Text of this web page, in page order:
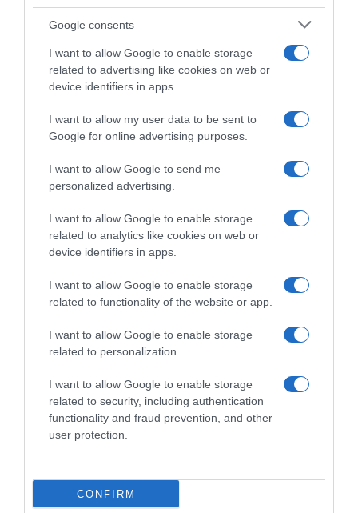
Google consents
I want to allow Google to enable storage
related to advertising like cookies on web or
device identifiers in apps.
I want to allow my user data to be sent to
Google for online advertising purposes.
I want to allow Google to send me
personalized advertising.
I want to allow Google to enable storage
related to analytics like cookies on web or
device identifiers in apps.
I want to allow Google to enable storage
related to functionality of the website or app.
I want to allow Google to enable storage
related to personalization.
I want to allow Google to enable storage
related to security, including authentication
functionality and fraud prevention, and other
user protection.
CONFIRM
CHI SIAMO
Dalla tv, alla brace. RicetteInTv.com nasce dall'idea di
raccogliere le follie culinarie di chef navigati e cuochi
improvvisati, che preferiscono gli studi televisivi alle cucine di
un ristorante...continua...
Chi Siamo | Contatti
Cookie
Privacy
Ricette in Tv - P.IVA 02821290349